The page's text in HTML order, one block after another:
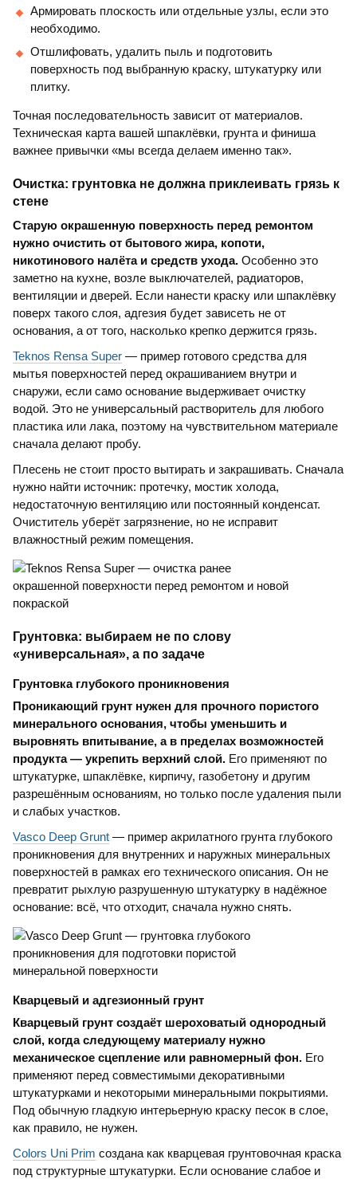
Армировать плоскость или отдельные узлы, если это
необходимо.
Отшлифовать, удалить пыль и подготовить
поверхность под выбранную краску, штукатурку или
плитку.
Точная последовательность зависит от материалов.
Техническая карта вашей шпаклёвки, грунта и финиша
важнее привычки «мы всегда делаем именно так».
Очистка: грунтовка не должна приклеивать грязь к
стене
Старую окрашенную поверхность перед ремонтом
нужно очистить от бытового жира, копоти,
никотинового налёта и средств ухода. Особенно это
заметно на кухне, возле выключателей, радиаторов,
вентиляции и дверей. Если нанести краску или шпаклёвку
поверх такого слоя, адгезия будет зависеть не от
основания, а от того, насколько крепко держится грязь.
Teknos Rensa Super — пример готового средства для
мытья поверхностей перед окрашиванием внутри и
снаружи, если само основание выдерживает очистку
водой. Это не универсальный растворитель для любого
пластика или лака, поэтому на чувствительном материале
сначала делают пробу.
Плесень не стоит просто вытирать и закрашивать. Сначала
нужно найти источник: протечку, мостик холода,
недостаточную вентиляцию или постоянный конденсат.
Очиститель уберёт загрязнение, но не исправит
влажностный режим помещения.
Грунтовка: выбираем не по слову
«универсальная», а по задаче
Грунтовка глубокого проникновения
Проникающий грунт нужен для прочного пористого
минерального основания, чтобы уменьшить и
выровнять впитывание, а в пределах возможностей
продукта — укрепить верхний слой. Его применяют по
штукатурке, шпаклёвке, кирпичу, газобетону и другим
разрешённым основаниям, но только после удаления пыли
и слабых участков.
Vasco Deep Grunt — пример акрилатного грунта глубокого
проникновения для внутренних и наружных минеральных
поверхностей в рамках его технического описания. Он не
превратит рыхлую разрушенную штукатурку в надёжное
основание: всё, что отходит, сначала нужно снять.
Кварцевый и адгезионный грунт
Кварцевый грунт создаёт шероховатый однородный
слой, когда следующему материалу нужно
механическое сцепление или равномерный фон. Его
применяют перед совместимыми декоративными
штукатурками и некоторыми минеральными покрытиями.
Под обычную гладкую интерьерную краску песок в слое,
как правило, не нужен.
Colors Uni Prim создана как кварцевая грунтовочная краска
под структурные штукатурки. Если основание слабое и